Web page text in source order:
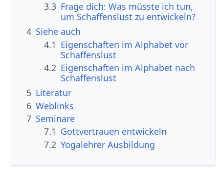
3.3 Frage dich: Was müsste ich tun,
um Schaffenslust zu entwickeln?
4 Siehe auch
4.1 Eigenschaften im Alphabet vor
Schaffenslust
4.2 Eigenschaften im Alphabet nach
Schaffenslust
5 Literatur
6 Weblinks
7 Seminare
7.1 Gottvertrauen entwickeln
7.2 Yogalehrer Ausbildung